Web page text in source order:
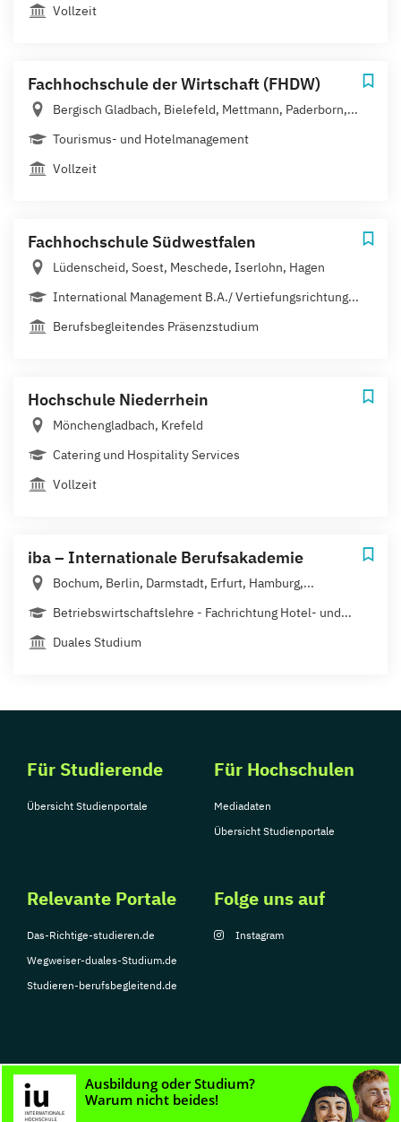
Vollzeit
Fachhochschule der Wirtschaft (FHDW)
Bergisch Gladbach, Bielefeld, Mettmann, Paderborn,...
Tourismus- und Hotelmanagement
Vollzeit
Fachhochschule Südwestfalen
Lüdenscheid, Soest, Meschede, Iserlohn, Hagen
International Management B.A./ Vertiefungsrichtung...
Berufsbegleitendes Präsenzstudium
Hochschule Niederrhein
Mönchengladbach, Krefeld
Catering und Hospitality Services
Vollzeit
iba – Internationale Berufsakademie
Bochum, Berlin, Darmstadt, Erfurt, Hamburg,...
Betriebswirtschaftslehre - Fachrichtung Hotel- und...
Duales Studium
Für Studierende
Übersicht Studienportale
Für Hochschulen
Mediadaten
Übersicht Studienportale
Relevante Portale
Das-Richtige-studieren.de
Wegweiser-duales-Studium.de
Studieren-berufsbegleitend.de
Folge uns auf
Instagram
© Copyright 2026, TarGroup Media GmbH